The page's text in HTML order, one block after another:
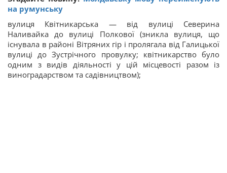
на румунську
вулиця Квітникарська — від вулиці Северина
Наливайка до вулиці Полкової (зникла вулиця, що
існувала в районі Вітряних гір і пролягала від Галицької
вулиці до Зустрічного провулку; квітникарство було
одним з видів діяльності у цій місцевості разом із
виноградарством та садівництвом);